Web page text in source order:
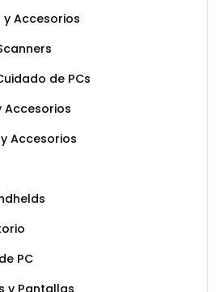
Accesorios
de PCs
Accesorios
Accesorios
PC